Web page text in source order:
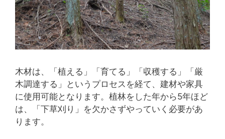
木材は、「植える」「育てる」「収穫する」「厳
木調達する」というプロセスを経て、建材や家具
に使用可能となります。植林をした年から5年ほど
は、「下草刈り」を欠かさずやっていく必要があ
ります。